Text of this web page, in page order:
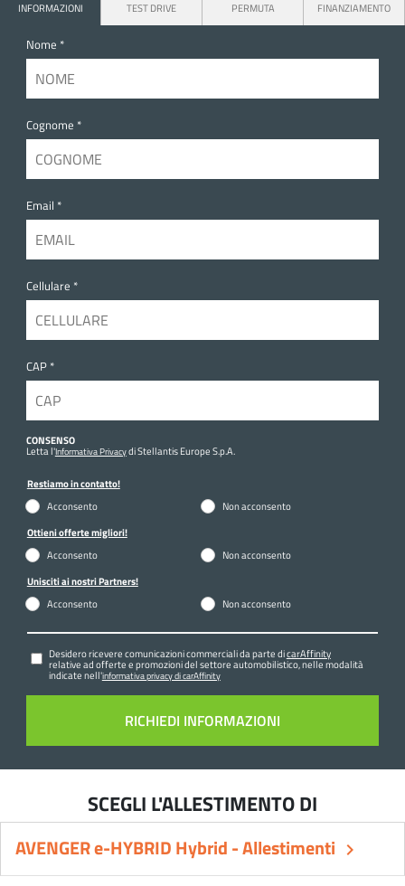
INFORMAZIONI TEST DRIVE PERMUTA FINANZIAMENTO
Nome *
Cognome *
Email *
Cellulare *
CAP *
CONSENSO
Letta l'Informativa Privacydi Stellantis Europe S.p.A.
Restiamo in contatto!
Acconsento Non acconsento
Ottieni offerte migliori!
Acconsento Non acconsento
Unisciti ai nostri Partners!
Acconsento Non acconsento
Desidero ricevere comunicazioni commerciali da parte dicarAffinity
relative ad offerte e promozioni del settore automobilistico, nelle modalità
indicate nell'informativa privacy di carAffinity
SCEGLI L'ALLESTIMENTO DI
AVENGER e-HYBRID Hybrid - Allestimenti keyboard_arrow_right